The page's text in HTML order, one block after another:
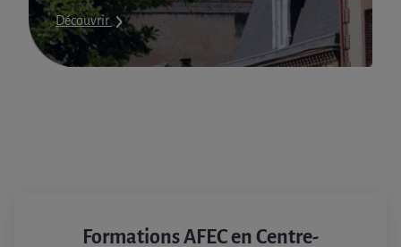
Découvrir
Formations AFEC en Centre-